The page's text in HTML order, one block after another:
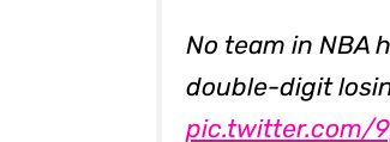
No team in NBA
double-digit
pic.twitter.com/